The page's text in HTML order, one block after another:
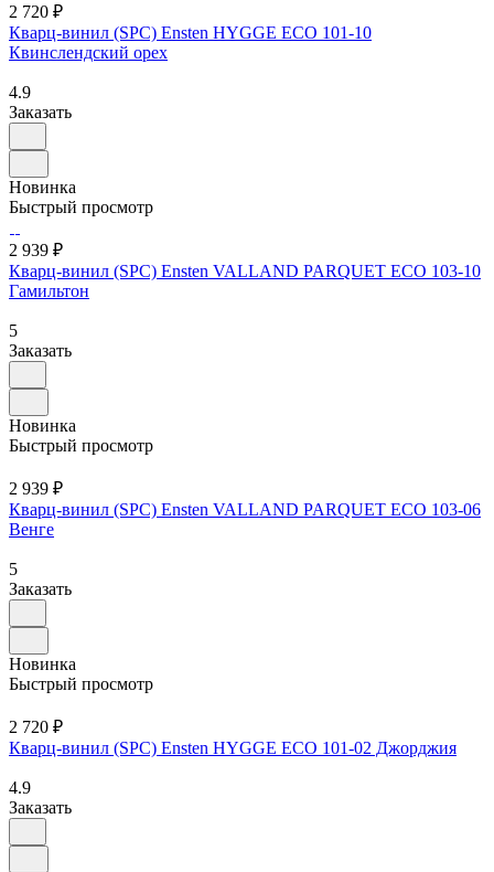
2 720 ₽
Кварц-винил (SPC) Ensten HYGGE ECO 101-10
Квинслендский орех
4.9
Заказать
Новинка
Быстрый просмотр
2 939 ₽
Кварц-винил (SPC) Ensten VALLAND PARQUET ECO 103-10
Гамильтон
5
Заказать
Новинка
Быстрый просмотр
2 939 ₽
Кварц-винил (SPC) Ensten VALLAND PARQUET ECO 103-06
Венге
5
Заказать
Новинка
Быстрый просмотр
2 720 ₽
Кварц-винил (SPC) Ensten HYGGE ECO 101-02 Джорджия
4.9
Заказать